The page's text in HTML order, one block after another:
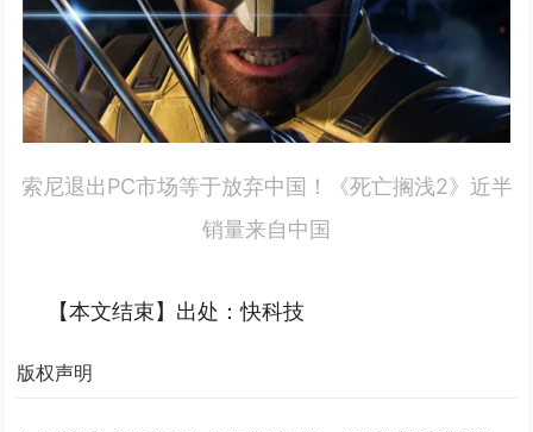
索尼退出PC市场等于放弃中国！《死亡搁浅2》近半
销量来自中国
【本文结束】出处：快科技
版权声明